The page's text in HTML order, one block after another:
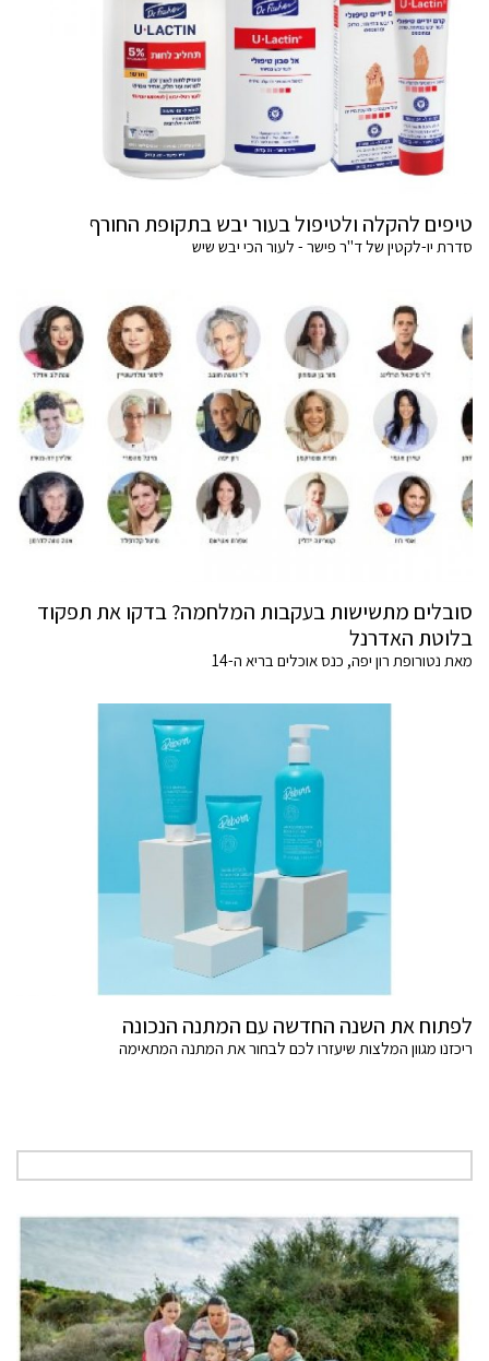
טיפים להקלה ולטיפול בעור יבש בתקופת החורף
סדרת יו-לקטין של ד"ר פישר - לעור הכי יבש שיש
סובלים מתשישות בעקבות המלחמה? בדקו את תפקוד
בלוטת האדרנל
מאת נטורופת רון יפה, כנס אוכלים בריא ה-14
לפתוח את השנה החדשה עם המתנה הנכונה
ריכזנו מגוון המלצות שיעזרו לכם לבחור את המתנה המתאימה